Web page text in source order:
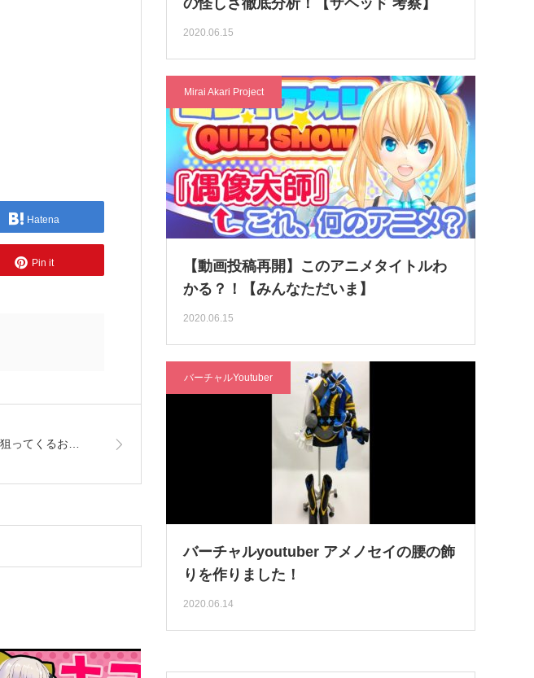
Hatena
Pin it
ってくるお…
の怪しさ徹底分析！【ザヘッド 考察】
2020.06.15
Mirai Akari Project
【動画投稿再開】このアニメタイトルわ
かる？！【みんなただいま】
2020.06.15
バーチャルYoutuber
バーチャルyoutuber アメノセイの腰の飾
りを作りました！
2020.06.14